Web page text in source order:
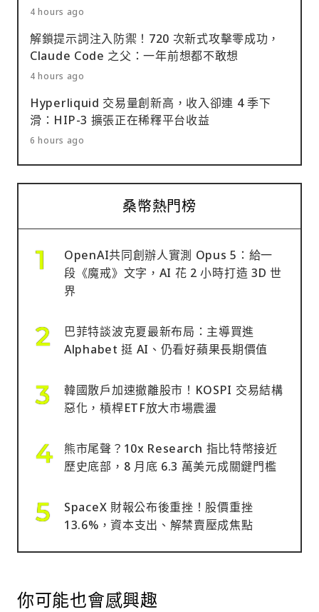
4 hours ago
解鎖提示詞注入防禦！720 次新式攻擊零成功，
Claude Code 之父：一年前想都不敢想
4 hours ago
Hyperliquid 交易量創新高，收入卻連 4 季下
滑：HIP-3 擴張正在稀釋平台收益
6 hours ago
桑幣熱門榜
OpenAI共同創辦人實測 Opus 5：給一
段《魔戒》文字，AI 花 2 小時打造 3D 世
界
巴菲特談波克夏最新布局：主導買進
Alphabet 挺 AI、仍看好蘋果長期價值
韓國散戶加速撤離股市！KOSPI 交易結構
惡化，槓桿ETF放大市場震盪
熊市尾聲？10x Research 指比特幣接近
歷史底部，8 月底 6.3 萬美元成關鍵門檻
SpaceX 財報公布後重挫！股價重挫
13.6%，資本支出、解禁賣壓成焦點
你可能也會感興趣